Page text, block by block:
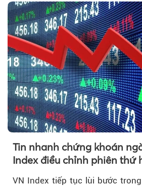
Tin nhanh chứng khoán
Index điều chỉnh phiên thứ
VN Index tiếp tục lùi bước